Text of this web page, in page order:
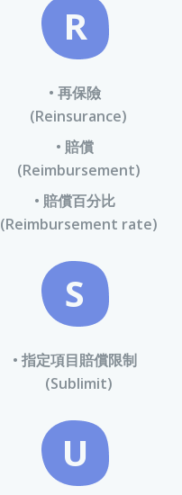
R
• 再保險
(Reinsurance)
• 賠償
(Reimbursement)
• 賠償百分比
(Reimbursement rate)
S
• 指定項目賠償限制
(Sublimit)
U